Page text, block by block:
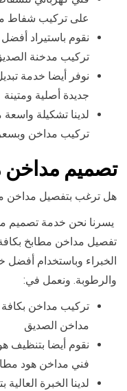
على تركيب شفاط
نقوم باستيراد
تركيب مدخنة
نوفر أيضا خدمة
جديدة أصلية ومتينة
لدينا تشكيلة
تركيب مداخن
تصميم مداخن
هل ترغب بتفصيل مداخن
يسرنا نحن خدمة تصميم
تفصيل مداخن مطابخ
الخبراء وباستخدام أفضل
والرطوبة. ونعمل في:
تركيب مداخن
مداخن الصديق
نقوم أيضا بتنظيف
فني مداخن هود
لدينا الخبرة